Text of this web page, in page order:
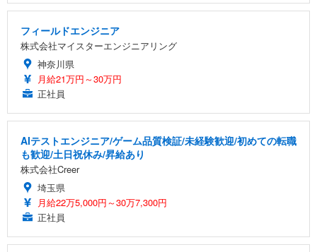
フィールドエンジニア
株式会社マイスターエンジニアリング
神奈川県
月給21万円～30万円
正社員
AIテストエンジニア/ゲーム品質検証/未経験歓迎/初めての転職
も歓迎/土日祝休み/昇給あり
株式会社Creer
埼玉県
月給22万5,000円～30万7,300円
正社員